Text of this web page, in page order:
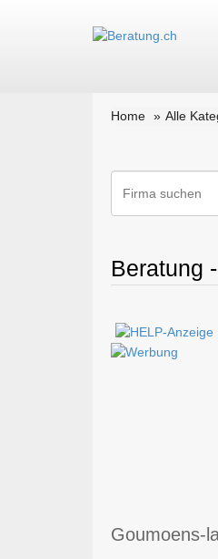
Home Alle
Beratung
Goumoens-